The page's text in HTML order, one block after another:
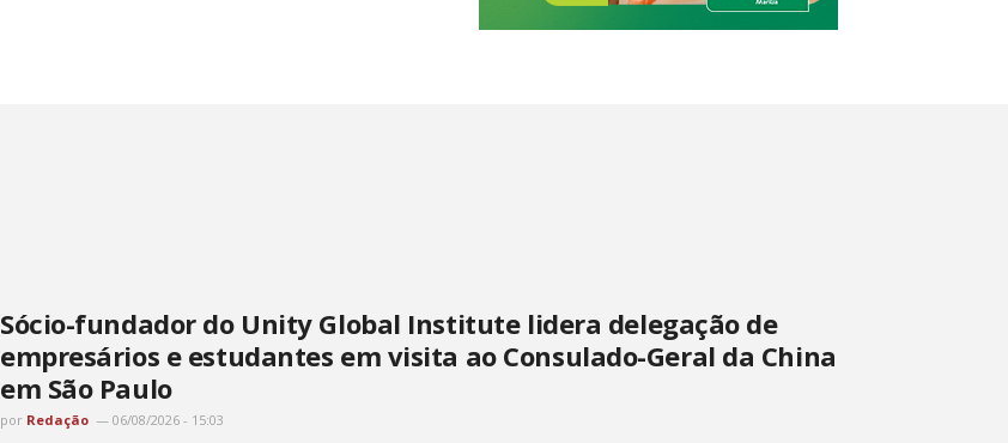
Sócio-fundador do Unity Global Institute lidera delegação de
empresários e estudantes em visita ao Consulado-Geral da China
em São Paulo
por Redação 06/08/2026 - 15:03